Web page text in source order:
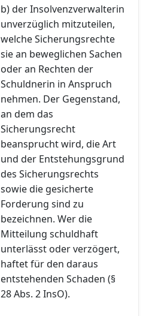
b) der Insolvenzverwalterin
unverzüglich mitzuteilen,
welche Sicherungsrechte
sie an beweglichen Sachen
oder an Rechten der
Schuldnerin in Anspruch
nehmen. Der Gegenstand,
an dem das
Sicherungsrecht
beansprucht wird, die Art
und der Entstehungsgrund
des Sicherungsrechts
sowie die gesicherte
Forderung sind zu
bezeichnen. Wer die
Mitteilung schuldhaft
unterlässt oder verzögert,
haftet für den daraus
entstehenden Schaden (§
28 Abs. 2 InsO).